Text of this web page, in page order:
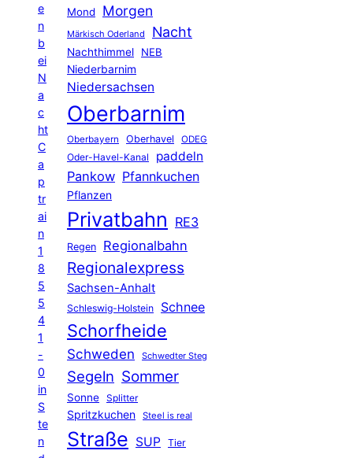
e
n
b
ei
N
a
c
ht
C
a
p
tr
ai
n
1
8
5
5
4
1
-
0
in
S
te
n
Mond
Morgen
Märkisch Oderland Nacht
Nachthimmel
NEB
Niederbarnim
Niedersachsen
Oberbarnim
Oberbayern Oberhavel ODEG
Oder-Havel-Kanal paddeln
Pankow Pfannkuchen
Pflanzen
Privatbahn RE3
Regen Regionalbahn
Regionalexpress
Sachsen-Anhalt
Schleswig-Holstein Schnee
Schorfheide
Schweden Schwedter Steg
Segeln Sommer
Sonne Splitter
Spritzkuchen Steel is real
Straße SUP Tier